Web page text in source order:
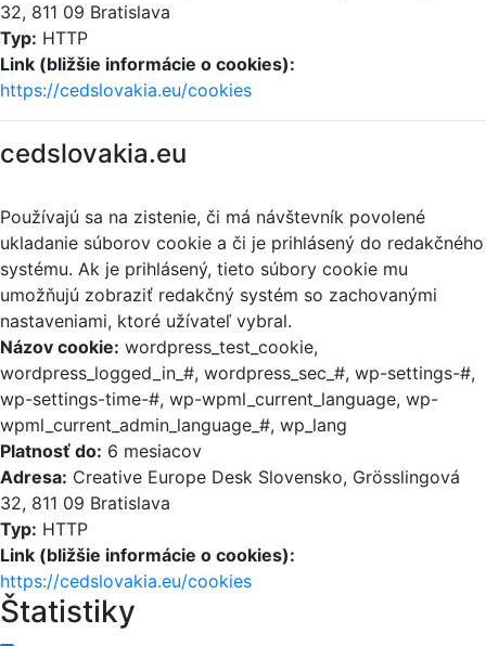
32, 811 09 Bratislava
Typ: HTTP
Link (bližšie informácie o cookies):
https://cedslovakia.eu/cookies
cedslovakia.eu
Používajú sa na zistenie, či má návštevník povolené
ukladanie súborov cookie a či je prihlásený do redakčného
systému. Ak je prihlásený, tieto súbory cookie mu
umožňujú zobraziť redakčný systém so zachovanými
nastaveniami, ktoré užívateľ vybral.
Názov cookie: wordpress_test_cookie,
wordpress_logged_in_#, wordpress_sec_#, wp-settings-#,
wp-settings-time-#, wp-wpml_current_language, wp-
wpml_current_admin_language_#, wp_lang
Platnosť do: 6 mesiacov
Adresa: Creative Europe Desk Slovensko, Grösslingová
32, 811 09 Bratislava
Typ: HTTP
Link (bližšie informácie o cookies):
https://cedslovakia.eu/cookies
Štatistiky